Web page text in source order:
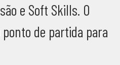
e Soft Skills. O
de partida para